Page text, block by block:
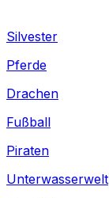
Silvester
Pferde
Drachen
Fußball
Piraten
Unterwasserwelt